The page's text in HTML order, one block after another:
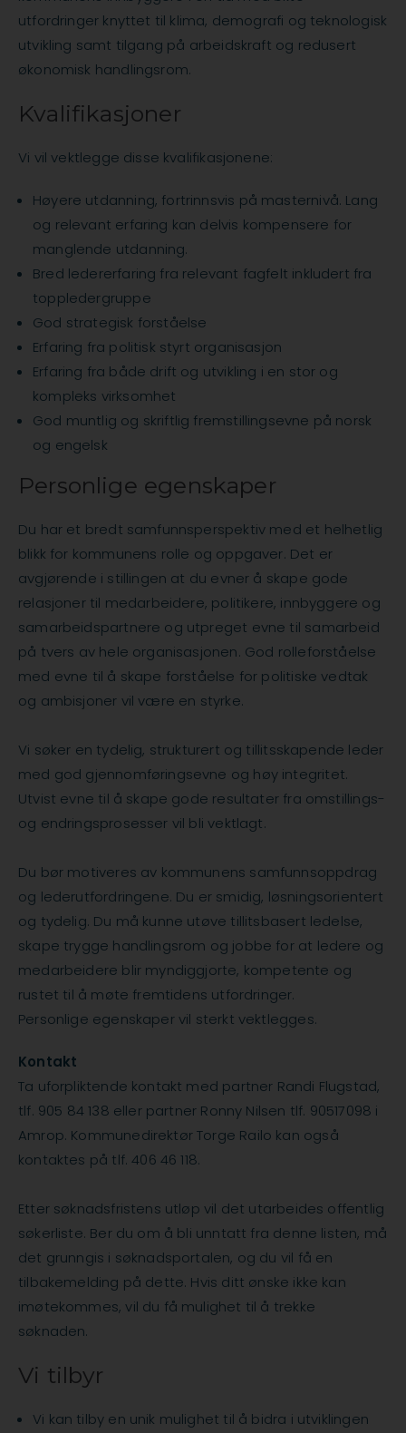
utfordringer knyttet til klima, demografi og teknologisk
utvikling samt tilgang på arbeidskraft og redusert
økonomisk handlingsrom.
Kvalifikasjoner
Vi vil vektlegge disse kvalifikasjonene:
Høyere utdanning, fortrinnsvis på masternivå. Lang
og relevant erfaring kan delvis kompensere for
manglende utdanning.
Bred ledererfaring fra relevant fagfelt inkludert fra
toppledergruppe
God strategisk forståelse
Erfaring fra politisk styrt organisasjon
Erfaring fra både drift og utvikling i en stor og
kompleks virksomhet
God muntlig og skriftlig fremstillingsevne på norsk
og engelsk
Personlige egenskaper
Du har et bredt samfunnsperspektiv med et helhetlig
blikk for kommunens rolle og oppgaver. Det er
avgjørende i stillingen at du evner å skape gode
relasjoner til medarbeidere, politikere, innbyggere og
samarbeidspartnere og utpreget evne til samarbeid
på tvers av hele organisasjonen. God rolleforståelse
med evne til å skape forståelse for politiske vedtak
og ambisjoner vil være en styrke.
Vi søker en tydelig, strukturert og tillitsskapende leder
med god gjennomføringsevne og høy integritet.
Utvist evne til å skape gode resultater fra omstillings-
og endringsprosesser vil bli vektlagt.
Du bør motiveres av kommunens samfunnsoppdrag
og lederutfordringene. Du er smidig, løsningsorientert
og tydelig. Du må kunne utøve tillitsbasert ledelse,
skape trygge handlingsrom og jobbe for at ledere og
medarbeidere blir myndiggjorte, kompetente og
rustet til å møte fremtidens utfordringer.
Personlige egenskaper vil sterkt vektlegges.
Kontakt
Ta uforpliktende kontakt med partner Randi Flugstad,
tlf. 905 84 138 eller partner Ronny Nilsen tlf. 90517098 i
Amrop. Kommunedirektør Torge Railo kan også
kontaktes på tlf. 406 46 118.
Etter søknadsfristens utløp vil det utarbeides offentlig
søkerliste. Ber du om å bli unntatt fra denne listen, må
det grunngis i søknadsportalen, og du vil få en
tilbakemelding på dette. Hvis ditt ønske ikke kan
imøtekommes, vil du få mulighet til å trekke
søknaden.
Vi tilbyr
Vi kan tilby en unik mulighet til å bidra i utviklingen